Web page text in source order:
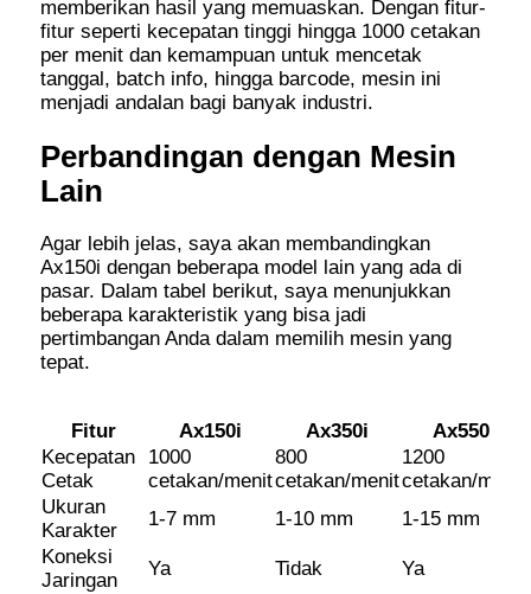
memberikan hasil yang memuaskan. Dengan fitur-
fitur seperti kecepatan tinggi hingga 1000 cetakan
per menit dan kemampuan untuk mencetak
tanggal, batch info, hingga barcode, mesin ini
menjadi andalan bagi banyak industri.
Perbandingan dengan Mesin
Lain
Agar lebih jelas, saya akan membandingkan
Ax150i dengan beberapa model lain yang ada di
pasar. Dalam tabel berikut, saya menunjukkan
beberapa karakteristik yang bisa jadi
pertimbangan Anda dalam memilih mesin yang
tepat.
Fitur Ax150i Ax350i
Ax550i
Kecepatan
Cetak
1000
cetakan/menit
800
cetakan/menit
1200
cetakan/menit
Ukuran
Karakter
1-7 mm 1-10 mm
1-15 mm
Koneksi
Jaringan
Ya Tidak Ya